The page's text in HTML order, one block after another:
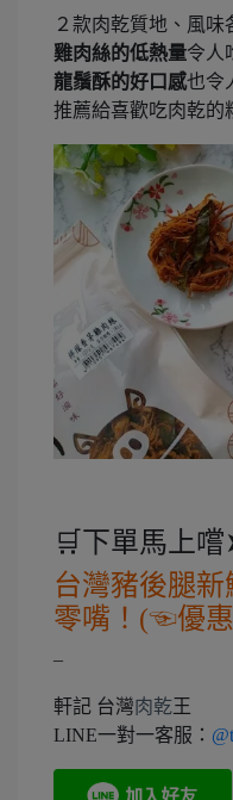
２款肉乾質地、風味
雞肉絲的低熱量令人
龍鬚酥的好口感也令
推薦給喜歡吃肉乾的
🛒下單馬上
台灣豬後腿
零嘴！(☜優
–
軒記 台灣肉乾王
LINE一對一客服：